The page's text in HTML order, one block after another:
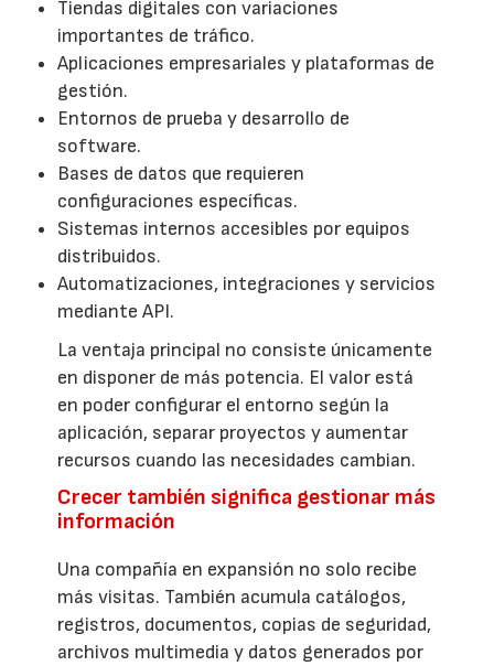
Tiendas digitales con variaciones
importantes de tráfico.
Aplicaciones empresariales y plataformas de
gestión.
Entornos de prueba y desarrollo de
software.
Bases de datos que requieren
configuraciones específicas.
Sistemas internos accesibles por equipos
distribuidos.
Automatizaciones, integraciones y servicios
mediante API.
La ventaja principal no consiste únicamente
en disponer de más potencia. El valor está
en poder configurar el entorno según la
aplicación, separar proyectos y aumentar
recursos cuando las necesidades cambian.
Crecer también significa gestionar más
información
Una compañía en expansión no solo recibe
más visitas. También acumula catálogos,
registros, documentos, copias de seguridad,
archivos multimedia y datos generados por